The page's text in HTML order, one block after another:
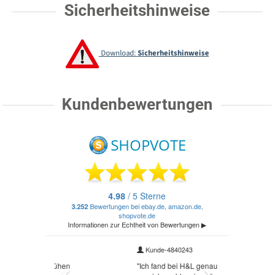
Sicherheitshinweise
Download:Sicherheitshinweise
Kundenbewertungen